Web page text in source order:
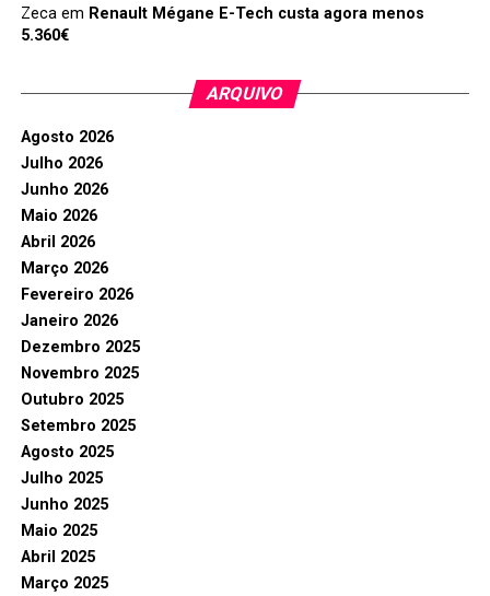
Zecaem Renault Mégane E-Tech custa agora menos
5.360€
ARQUIVO
Agosto 2026
Julho 2026
Junho 2026
Maio 2026
Abril 2026
Março 2026
Fevereiro 2026
Janeiro 2026
Dezembro 2025
Novembro 2025
Outubro 2025
Setembro 2025
Agosto 2025
Julho 2025
Junho 2025
Maio 2025
Abril 2025
Março 2025